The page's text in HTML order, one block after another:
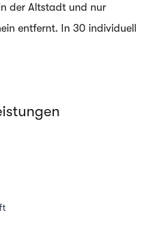
der Altstadt und nur
entfernt. In 30 individuell
Sie warme, liebevoll
Gassen der
Restaurants,
Erleben Sie persönliche
Atmosphäre und